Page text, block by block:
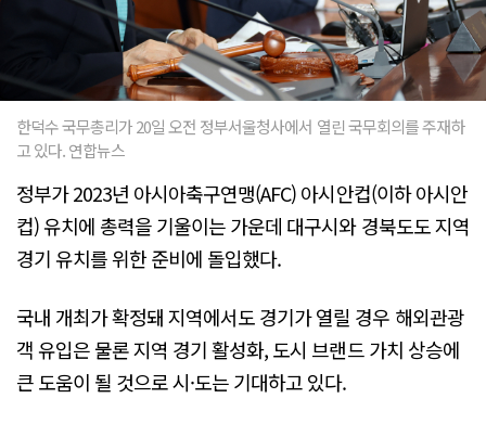
한덕수 국무총리가 20일 오전 정부서울청사에서 열린 국무회의를 주재하
고 있다. 연합뉴스
정부가 2023년 아시아축구연맹(AFC) 아시안컵(이하 아시안
컵) 유치에 총력을 기울이는 가운데 대구시와 경북도도 지역
경기 유치를 위한 준비에 돌입했다.
국내 개최가 확정돼 지역에서도 경기가 열릴 경우 해외관광
객 유입은 물론 지역 경기 활성화, 도시 브랜드 가치 상승에
큰 도움이 될 것으로 시·도는 기대하고 있다.